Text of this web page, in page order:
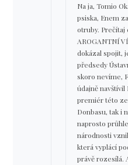
Na ja, Tomio
psiska, Enem
otruby.
AROGANTNÍ
dokázal spojit,
předsedy
skoro nevíme,
údajně
premiér této
Donbasu, tak i
naprosto
národnosti
která vyplácí
právě rozesílá.